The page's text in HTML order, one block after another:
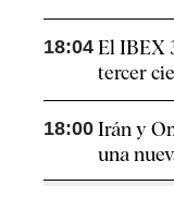
18:04 El IBEX
tercer
18:00 Irán y
una